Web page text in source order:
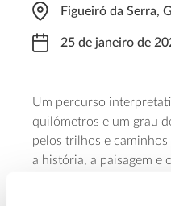
Figueiró da Serra,
25 de janeiro de
Um percurso
quilómetros e um grau
pelos trilhos e
a história, a paisagem e
Freguesia de Figueiró